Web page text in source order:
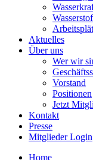
Aktuelles
Über uns
Wer wir
Vorstand
Positionen
Jetzt
Kontakt
Presse
Mitglieder Login
Home